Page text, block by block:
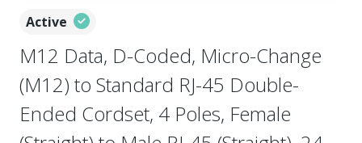
Active
M12 Data, D-Coded, Micro-Change
(M12) to Standard RJ-45 Double-
Ended Cordset, 4 Poles, Female